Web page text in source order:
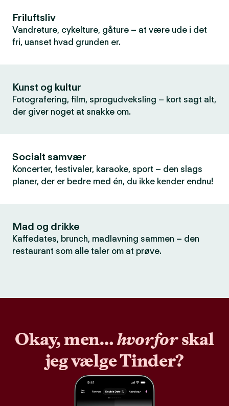
Friluftsliv
Vandreture, cykelture, gåture – at være ude i det
fri, uanset hvad grunden er.
Kunst og kultur
Fotografering, film, sprogudveksling – kort sagt alt,
der giver noget at snakke om.
Socialt samvær
Koncerter, festivaler, karaoke, sport – den slags
planer, der er bedre med én, du ikke kender endnu!
Mad og drikke
Kaffedates, brunch, madlavning sammen – den
restaurant som alle taler om at prøve.
Okay, men…hvorforskal
jeg vælge Tinder?